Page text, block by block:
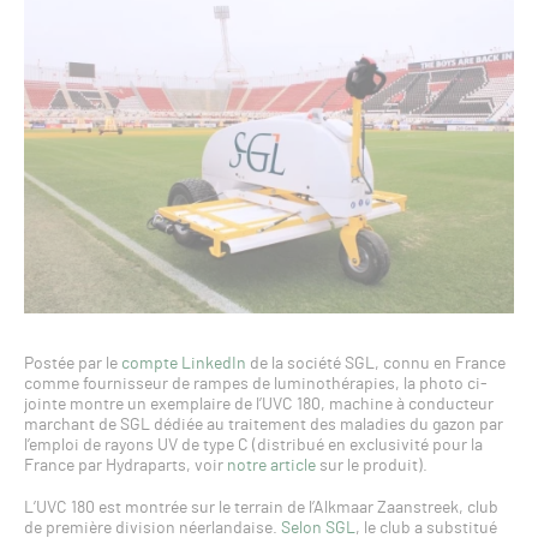
Postée par le compte LinkedIn de la société SGL, connu en France
comme fournisseur de rampes de luminothérapies, la photo ci-
jointe montre un exemplaire de l’UVC 180, machine à conducteur
marchant de SGL dédiée au traitement des maladies du gazon par
l’emploi de rayons UV de type C (distribué en exclusivité pour la
France par Hydraparts, voir notre articlesur le produit).
L’UVC 180 est montrée sur le terrain de l’Alkmaar Zaanstreek, club
de première division néerlandaise. Selon SGL , le club a substitué